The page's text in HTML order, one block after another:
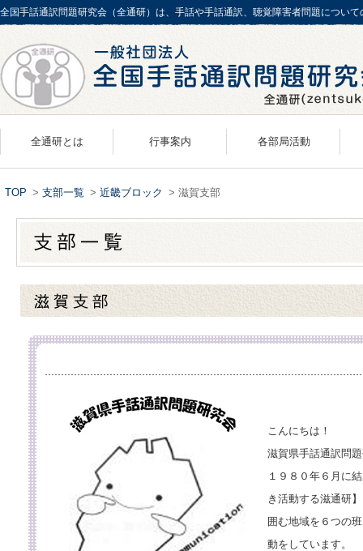
全国手話通訳問題研究会（全通研）は、手話や手話通訳、聴覚障害者問題につい
全通研とは
会長あいさつ
事業報告／組織案内
アクセスマップ
行事案内 各部局活動
事務局
研究・活動推進部
情報広報部
国際活動
TOP > 支部一覧 > 近畿ブロック > 滋賀支部
こんにちは！
滋賀県手話通訳問
１９８０年６月に
き活動する滋通研
囲む地域を６つの
動をしています。